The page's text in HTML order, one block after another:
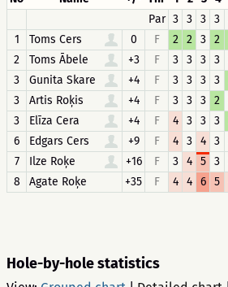
Par 3 3 3 3
1
Toms Cers 0 F 2 2 3 2
2
Toms Ābele +3 F 3 3 3 3
3
Gunita Skare +4 F 3 3 3 3
3
Artis Roķis +4 F 3 3 3 2
3
Elīza Cera +4 F 4 3 3 3
6
Edgars Cers +9 F 4 3 4 3
7
Ilze Roķe +16 F 3 4 5 3
8
Agate Roķe +35 F 4 4 6 5
Hole-by-hole statistics